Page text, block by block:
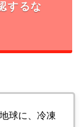
するな
球に、冷凍